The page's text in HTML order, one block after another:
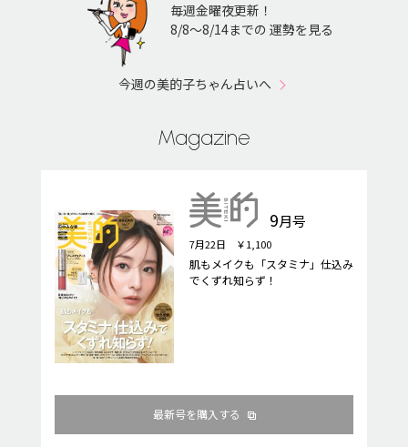
毎週金曜夜更新！
8/8〜8/14までの 運勢を見る
今週の美的子ちゃん占いへ
Magazine
9月号
7月22日 ￥1,100
肌もメイクも「スタミナ」仕込み
でくずれ知らず！
最新号を購入する